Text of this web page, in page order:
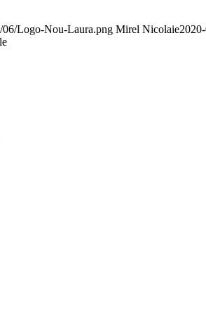
06/Logo-Nou-Laura.png Mirel Nicolaie